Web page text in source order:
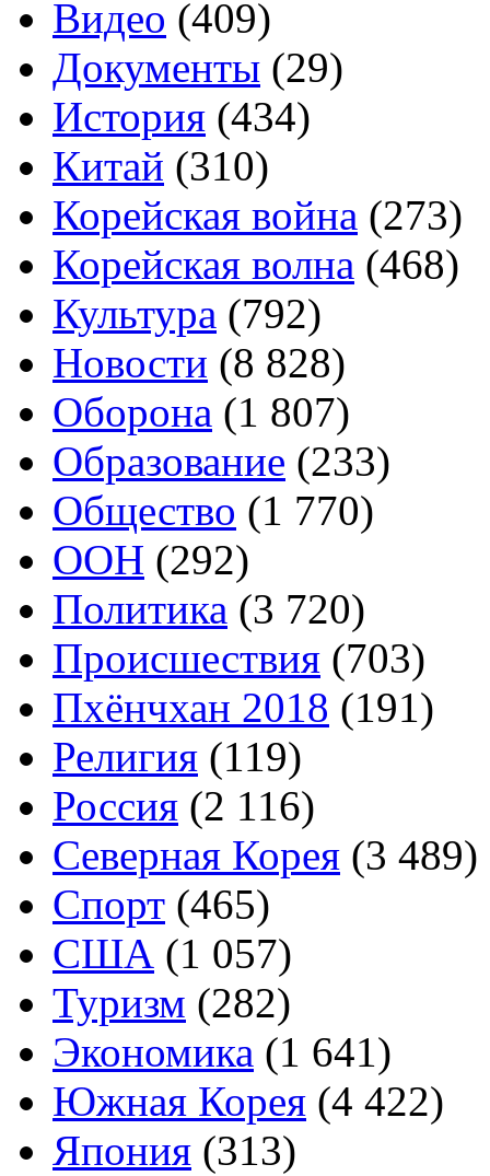
Видео (409)
Документы (29)
История (434)
Китай (310)
Корейская война (273)
Корейская волна (468)
Культура (792)
Новости (8 828)
Оборона (1 807)
Образование (233)
Общество (1 770)
ООН (292)
Политика (3 720)
Происшествия (703)
Пхёнчхан 2018 (191)
Религия (119)
Россия (2 116)
Северная Корея (3 489)
Спорт (465)
США (1 057)
Туризм (282)
Экономика (1 641)
Южная Корея (4 422)
Япония (313)